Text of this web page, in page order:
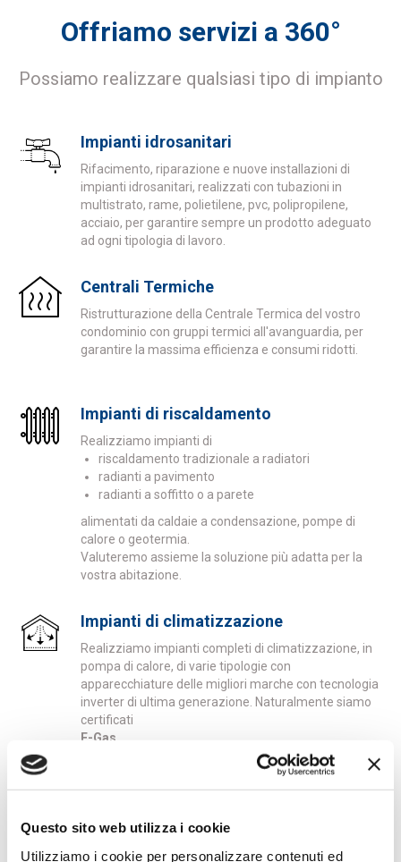
Questo sito web utilizza i cookie
Utilizziamo i cookie per personalizzare contenuti ed
Offriamo servizi a 360°
Possiamo realizzare qualsiasi tipo di impianto
Impianti idrosanitari
Rifacimento, riparazione e nuove installazioni di
impianti idrosanitari, realizzati con tubazioni in
multistrato, rame, polietilene, pvc, polipropilene,
acciaio, per garantire sempre un prodotto adeguato
ad ogni tipologia di lavoro.
Centrali Termiche
Ristrutturazione della Centrale Termica del vostro
condominio con gruppi termici all'avanguardia, per
garantire la massima efficienza e consumi ridotti.
Impianti di riscaldamento
Realizziamo impianti di
riscaldamento tradizionale a radiatori
radianti a pavimento
radianti a soffitto o a parete
alimentati da caldaie a condensazione, pompe di
calore o geotermia.
Valuteremo assieme la soluzione più adatta per la
vostra abitazione.
Impianti di climatizzazione
Realizziamo impianti completi di climatizzazione, in
pompa di calore, di varie tipologie con
apparecchiature delle migliori marche con tecnologia
inverter di ultima generazione. Naturalmente siamo
certificati
F-Gas.
fioriere nei terrazzi. Programmazioni semplificate